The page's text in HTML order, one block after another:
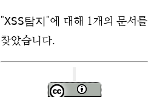
"XSS탐지"에 대해 1개의 문서를
찾았습니다.